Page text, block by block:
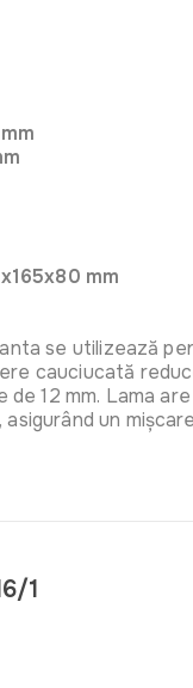
mm
se utilizează
cauciucată
12 mm. Lama
un
1